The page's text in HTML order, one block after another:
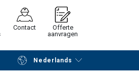
Contact
Offerte
aanvragen
Nederlands
Vraag offerte aan